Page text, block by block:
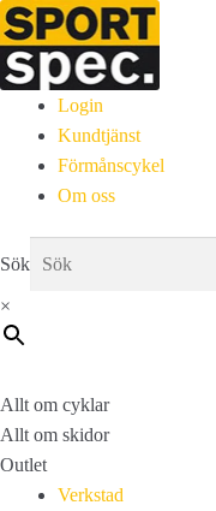
Login
Kundtjänst
Förmånscykel
Om oss
Sök
×
Allt om cyklar
Allt om skidor
Outlet
Verkstad